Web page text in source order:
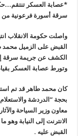
*عصابة العسكر
سرقة أسورة فرعونية
واصلت حكومة الانقلاب
القبض على الزميل محمد
الكشف عن جريمة سرقة
وتورط عصابة العسكر
كان محمد طاهر قد تم
بحجة “الدردشة
معاون وزير السياحة
الانترنت إلى النيابة
القبض عليه .